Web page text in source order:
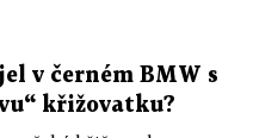
v černém BMW s
křižovatku?